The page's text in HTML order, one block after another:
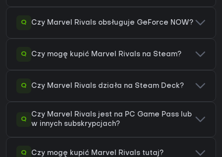
Q Czy Marvel Rivals obsługuje GeForce NOW?
Q Czy mogę kupić Marvel Rivals na Steam?
Q Czy Marvel Rivals działa na Steam Deck?
Q
Czy Marvel Rivals jest na PC Game Pass lub
w innych subskrypcjach?
Q Czy mogę kupić Marvel Rivals tutaj?